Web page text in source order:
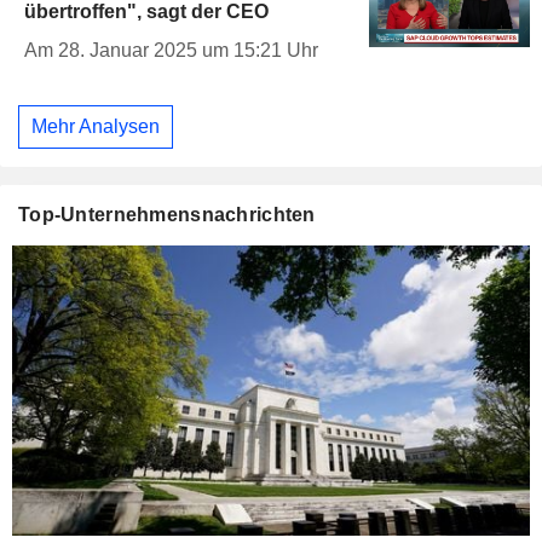
übertroffen", sagt der CEO
Am 28. Januar 2025 um 15:21 Uhr
Mehr Analysen
Top-Unternehmensnachrichten